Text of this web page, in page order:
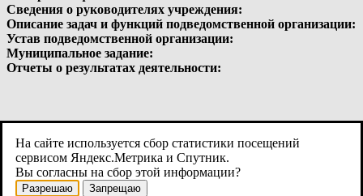
Сведения о руководителях учреждения:
Описание задач и функций подведомственной организации:
Устав подведомственной организации:
Муниципальное задание:
Отчеты о результатах деятельности:
На сайте используется сбор статистики посещений
сервисом Яндекс.Метрика и Спутник.
Вы согласны на сбор этой информации?
Разрешаю Запрещаю